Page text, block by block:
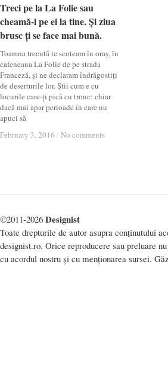
Treci pe la La Folie sau
cheamă-i pe ei la tine. Și ziua
brusc ți se face mai bună.
Toamna trecută te scoteam în oraș, în
cafeneaua La Folie de pe strada
Franceză, și ne declaram îndrăgostiți
de deserturile lor. Știi cum e cu
locurile care-ți pică cu tronc: chiar
dacă mai apar perioade în care nu
apuci să
February 3, 2016 / No comments
Treci pe la La Folie sau
cheamă-i pe ei la tine. Și ziua
brusc ți se face mai bună.
February 3, 2016 / No comments
©2011-2026 Designist
Toate drepturile de autor asupra conținutului
designist.ro. Orice reproducere sau preluare
cu acordul nostru și cu menționarea sursei.